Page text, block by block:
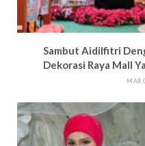
Sambut Aidilfitri
Dekorasi Raya Mall